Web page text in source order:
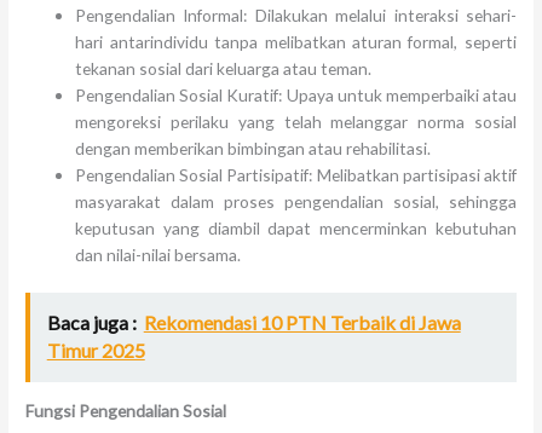
Pengendalian Informal: Dilakukan melalui interaksi sehari-
hari antarindividu tanpa melibatkan aturan formal, seperti
tekanan sosial dari keluarga atau teman.
Pengendalian Sosial Kuratif: Upaya untuk memperbaiki atau
mengoreksi perilaku yang telah melanggar norma sosial
dengan memberikan bimbingan atau rehabilitasi.
Pengendalian Sosial Partisipatif: Melibatkan partisipasi aktif
masyarakat dalam proses pengendalian sosial, sehingga
keputusan yang diambil dapat mencerminkan kebutuhan
dan nilai-nilai bersama.
Baca juga : Rekomendasi 10 PTN Terbaik di Jawa
Timur 2025
Fungsi Pengendalian Sosial